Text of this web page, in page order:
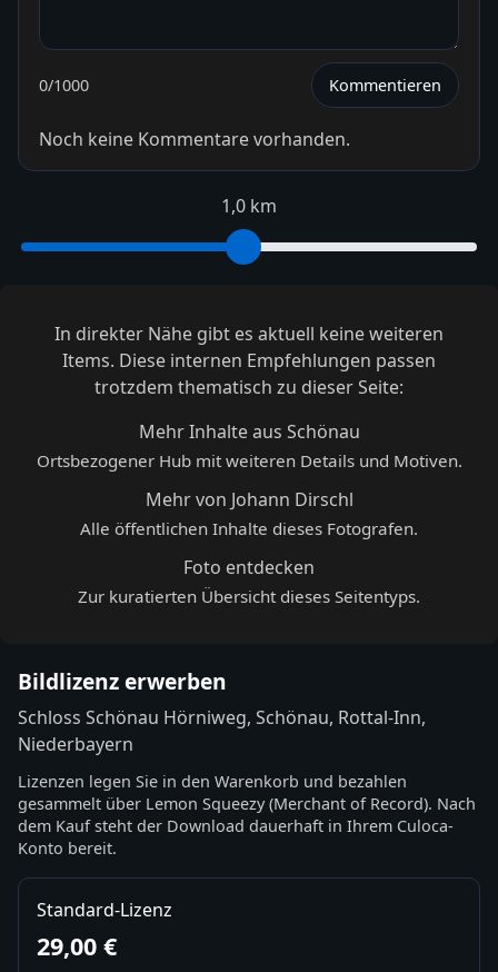
0/1000 Kommentieren
Noch keine Kommentare vorhanden.
1,0 km
In direkter Nähe gibt es aktuell keine weiteren
Items. Diese internen Empfehlungen passen
trotzdem thematisch zu dieser Seite:
Mehr Inhalte aus Schönau
Ortsbezogener Hub mit weiteren Details und Motiven.
Mehr von Johann Dirschl
Alle öffentlichen Inhalte dieses Fotografen.
Foto entdecken
Zur kuratierten Übersicht dieses Seitentyps.
Bildlizenz erwerben
Schloss Schönau Hörniweg, Schönau, Rottal-Inn,
Niederbayern
Lizenzen legen Sie in den Warenkorb und bezahlen
gesammelt über Lemon Squeezy (Merchant of Record). Nach
dem Kauf steht der Download dauerhaft in Ihrem Culoca-
Konto bereit.
Standard-Lizenz
29,00 €